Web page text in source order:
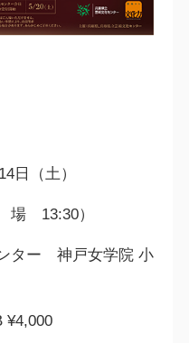
日（土）
場 13:30）
ター 神戸女学院 小
¥4,000